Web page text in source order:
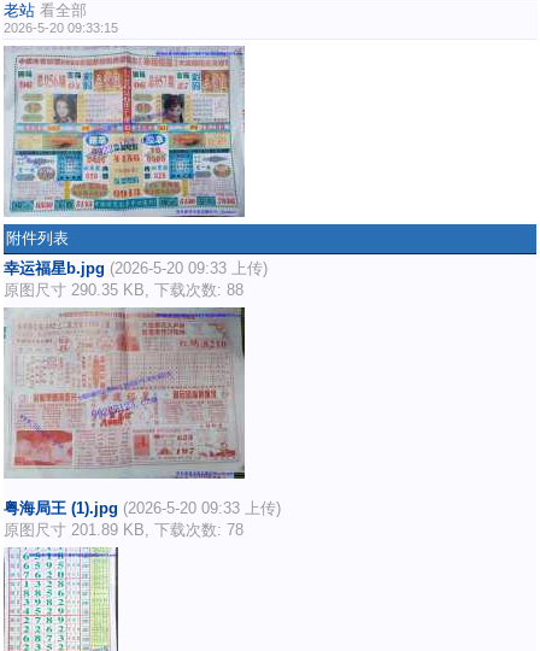
老站 看全部
2026-5-20 09:33:15
附件列表
幸运福星b.jpg (2026-5-20 09:33 上传)
原图尺寸 290.35 KB, 下载次数: 88
粤海局王 (1).jpg (2026-5-20 09:33 上传)
原图尺寸 201.89 KB, 下载次数: 78